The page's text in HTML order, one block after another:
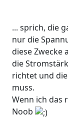
... sprich, die
nur die
diese Zwecke
die
richtet und
muss.
Wenn ich das
Noob